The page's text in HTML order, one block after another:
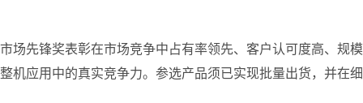
市场先锋奖表彰在市场竞争中占有率领先、客户认可度高、规
整机应用中的真实竞争力。参选产品须已实现批量出货，并在